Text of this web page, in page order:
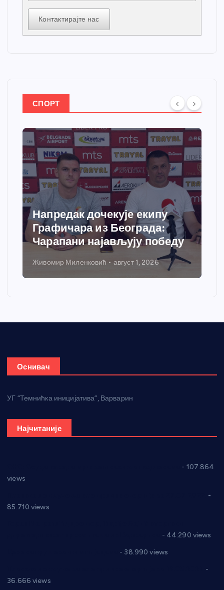
Контактирајте нас
СПОРТ
Спортски центар “Ћићевац”
добија савремени систем
грејања
Никола Петровић јул 31, 2026
Оснивач
УГ “Темнићка иницијатива”, Варварин
Најчитаније
- 107.864
views
-
85.710 views
- 44.290 views
- 38.990 views
-
36.666 views